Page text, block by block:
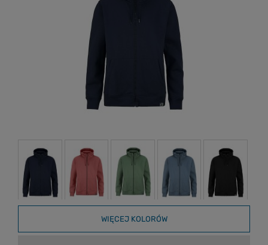
WIĘCEJ KOLORÓW